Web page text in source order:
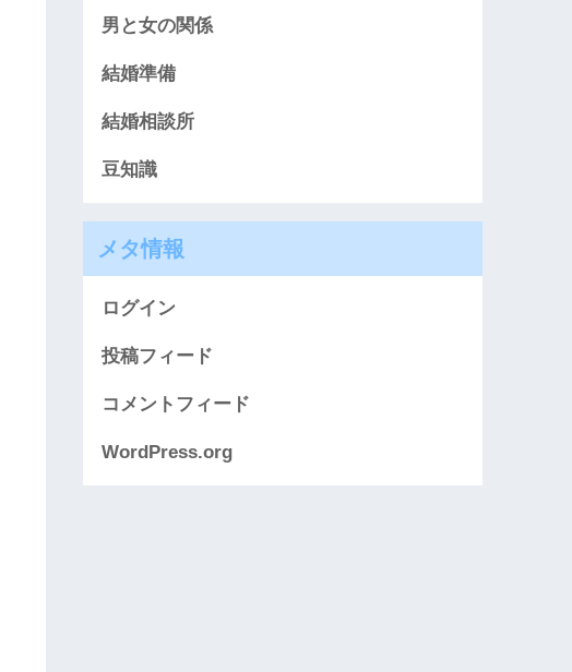
男と女の関係
結婚準備
結婚相談所
豆知識
メタ情報
ログイン
投稿フィード
コメントフィード
WordPress.org